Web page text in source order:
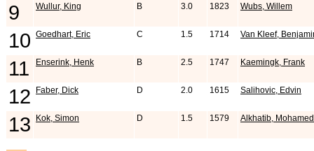
9 Wullur, King B 3.0 1823 Wubs, Willem
10 Goedhart, Eric C 1.5 1714 Van Kleef,
11 Enserink, Henk B 2.5 1747 Kaemingk, Frank
12 Faber, Dick D 2.0 1615 Salihovic, Edvin
13 Kok, Simon D 1.5 1579 Alkhatib, Mohamed